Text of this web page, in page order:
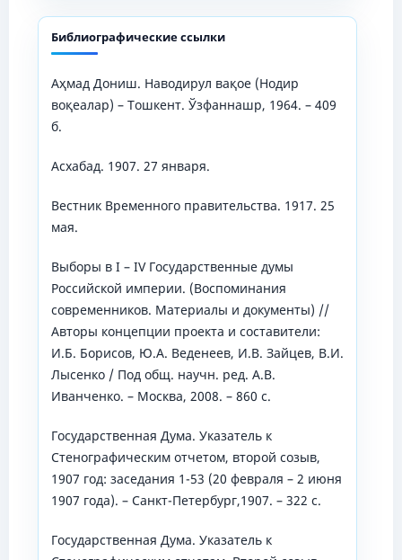
Библиографические ссылки
Аҳмад Дониш. Наводирул вақое (Нодир
воқеалар) – Тошкент. Ўзфаннашр, 1964. – 409
б.
Асхабад. 1907. 27 января.
Вестник Временного правительства. 1917. 25
мая.
Выборы в I – IV Государственные думы
Российской империи. (Воспоминания
современников. Материалы и документы) //
Авторы концепции проекта и составители:
И.Б. Борисов, Ю.А. Веденеев, И.В. Зайцев, В.И.
Лысенко / Под общ. научн. ред. А.В.
Иванченко. – Москва, 2008. – 860 с.
Государственная Дума. Указатель к
Стенографическим отчетом, второй созыв,
1907 год: заседания 1-53 (20 февраля – 2 июня
1907 года). – Санкт-Петербург,1907. – 322 с.
Государственная Дума. Указатель к